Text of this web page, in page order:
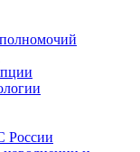
России